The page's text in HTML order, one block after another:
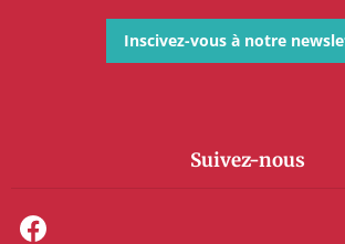
Inscivez-vous à notre
Suivez-nous